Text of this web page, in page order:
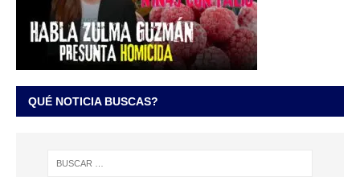
QUÉ NOTICIA BUSCAS?